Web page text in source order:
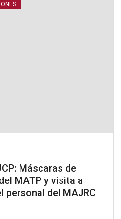
Máscaras de
MATP y visita a
personal del MAJRC